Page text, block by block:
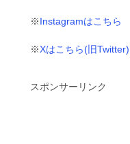
※Instagramはこちら
※Xはこちら(旧Twitter)
スポンサーリンク